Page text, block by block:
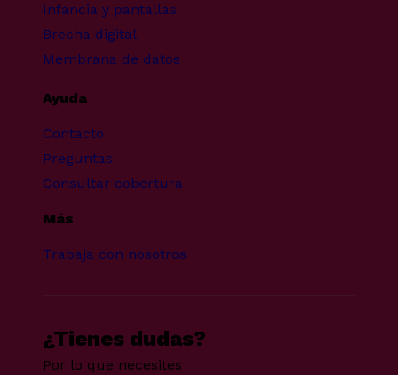
Infancia y pantallas
Brecha digital
Membrana de datos
Ayuda
Contacto
Preguntas
Consultar cobertura
Más
Trabaja con nosotros
¿Tienes dudas?
Por lo que necesites